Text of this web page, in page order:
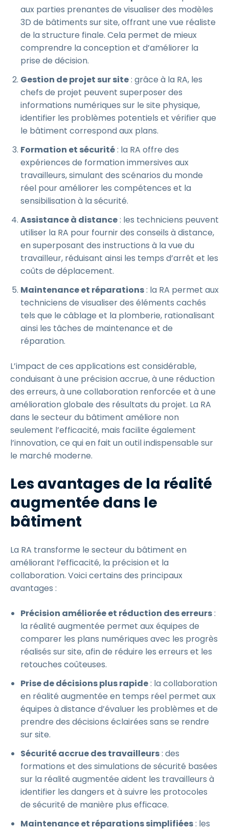
aux parties prenantes de visualiser des modèles
3D de bâtiments sur site, offrant une vue réaliste
de la structure finale. Cela permet de mieux
comprendre la conception et d’améliorer la
prise de décision.
Gestion de projet sur site: grâce à la RA, les
chefs de projet peuvent superposer des
informations numériques sur le site physique,
identifier les problèmes potentiels et vérifier que
le bâtiment correspond aux plans.
Formation et sécurité: la RA offre des
expériences de formation immersives aux
travailleurs, simulant des scénarios du monde
réel pour améliorer les compétences et la
sensibilisation à la sécurité.
Assistance à distance: les techniciens peuvent
utiliser la RA pour fournir des conseils à distance,
en superposant des instructions à la vue du
travailleur, réduisant ainsi les temps d’arrêt et les
coûts de déplacement.
Maintenance et réparations: la RA permet aux
techniciens de visualiser des éléments cachés
tels que le câblage et la plomberie, rationalisant
ainsi les tâches de maintenance et de
réparation.
L’impact de ces applications est considérable,
conduisant à une précision accrue, à une réduction
des erreurs, à une collaboration renforcée et à une
amélioration globale des résultats du projet. La RA
dans le secteur du bâtiment améliore non
seulement l’efficacité, mais facilite également
l’innovation, ce qui en fait un outil indispensable sur
le marché moderne.
Les avantages de la réalité
augmentée dans le
bâtiment
La RA transforme le secteur du bâtiment en
améliorant l’efficacité, la précision et la
collaboration. Voici certains des principaux
avantages :
Précision améliorée et réduction des erreurs:
la réalité augmentée permet aux équipes de
comparer les plans numériques avec les progrès
réalisés sur site, afin de réduire les erreurs et les
retouches coûteuses.
Prise de décisions plus rapide: la collaboration
en réalité augmentée en temps réel permet aux
équipes à distance d’évaluer les problèmes et de
prendre des décisions éclairées sans se rendre
sur site.
Sécurité accrue des travailleurs: des
formations et des simulations de sécurité basées
sur la réalité augmentée aident les travailleurs à
identifier les dangers et à suivre les protocoles
de sécurité de manière plus efficace.
Maintenance et réparations simplifiées: les